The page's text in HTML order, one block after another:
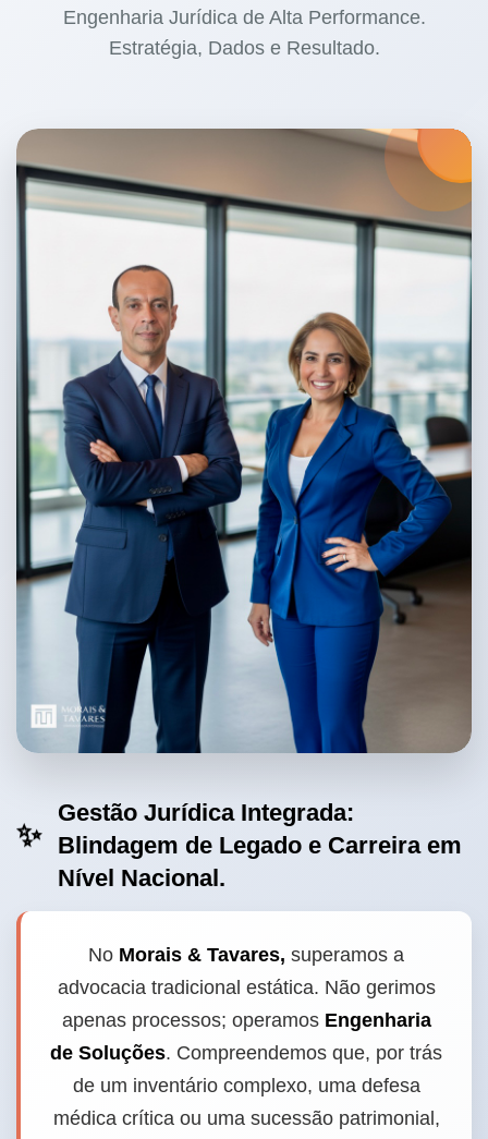
processual.
Engenharia Jurídica de Alta Performance.
Estratégia, Dados e Resultado.
✨
Gestão Jurídica Integrada:
Blindagem de Legado e Carreira em
Nível Nacional.
No Morais & Tavares, superamos a
advocacia tradicional estática. Não gerimos
apenas processos; operamos Engenharia
de Soluções. Compreendemos que, por trás
de um inventário complexo, uma defesa
médica crítica ou uma sucessão patrimonial,